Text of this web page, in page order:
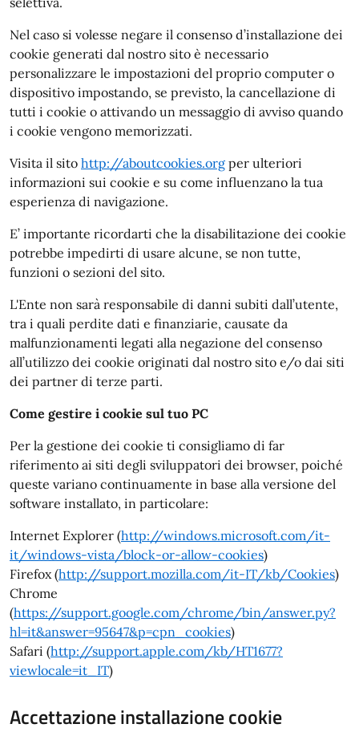
Nel caso si volesse negare il consenso d’installazione dei
cookie generati dal nostro sito è necessario
personalizzare le impostazioni del proprio computer o
dispositivo impostando, se previsto, la cancellazione di
tutti i cookie o attivando un messaggio di avviso quando
i cookie vengono memorizzati.
Visita il sito http://aboutcookies.org per ulteriori
informazioni sui cookie e su come influenzano la tua
esperienza di navigazione.
E’ importante ricordarti che la disabilitazione dei cookie
potrebbe impedirti di usare alcune, se non tutte,
funzioni o sezioni del sito.
L'Ente non sarà responsabile di danni subiti dall’utente,
tra i quali perdite dati e finanziarie, causate da
malfunzionamenti legati alla negazione del consenso
all’utilizzo dei cookie originati dal nostro sito e/o dai siti
dei partner di terze parti.
Come gestire i cookie sul tuo PC
Per la gestione dei cookie ti consigliamo di far
riferimento ai siti degli sviluppatori dei browser, poiché
queste variano continuamente in base alla versione del
software installato, in particolare:
Internet Explorer (http://windows.microsoft.com/it-
it/windows-vista/block-or-allow-cookies)
Firefox (http://support.mozilla.com/it-IT/kb/Cookies)
Chrome
(https://support.google.com/chrome/bin/answer.py?
hl=it&answer=95647&p=cpn_cookies)
Safari (http://support.apple.com/kb/HT1677?
viewlocale=it_IT)
Accettazione installazione cookie